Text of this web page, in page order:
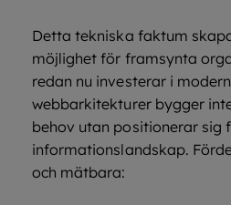
Detta tekniska faktum
möjlighet för framsynta
redan nu investerar i
webbarkitekturer bygger
behov utan positionerar sig
informationslandskap.
och mätbara: